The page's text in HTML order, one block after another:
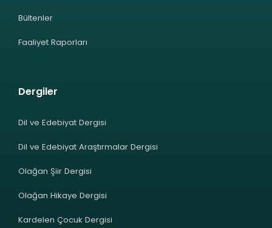
Bültenler
Faaliyet Raporları
Dergiler
Dil ve Edebiyat Dergisi
Dil ve Edebiyat Araştırmalar Dergisi
Olağan Şiir Dergisi
Olağan Hikaye Dergisi
Kardelen Çocuk Dergisi